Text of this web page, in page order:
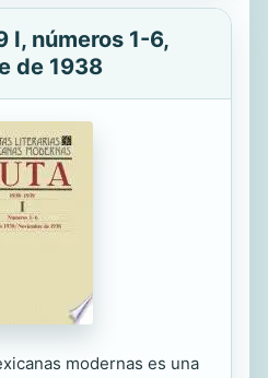
I, números 1-6,
de 1938
modernas es una